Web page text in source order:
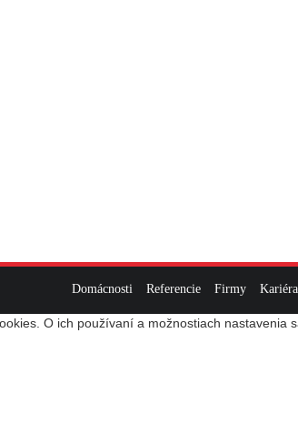
Domácnosti Referencie Firmy Kariéra
O ich používaní a možnostiach nastavenia